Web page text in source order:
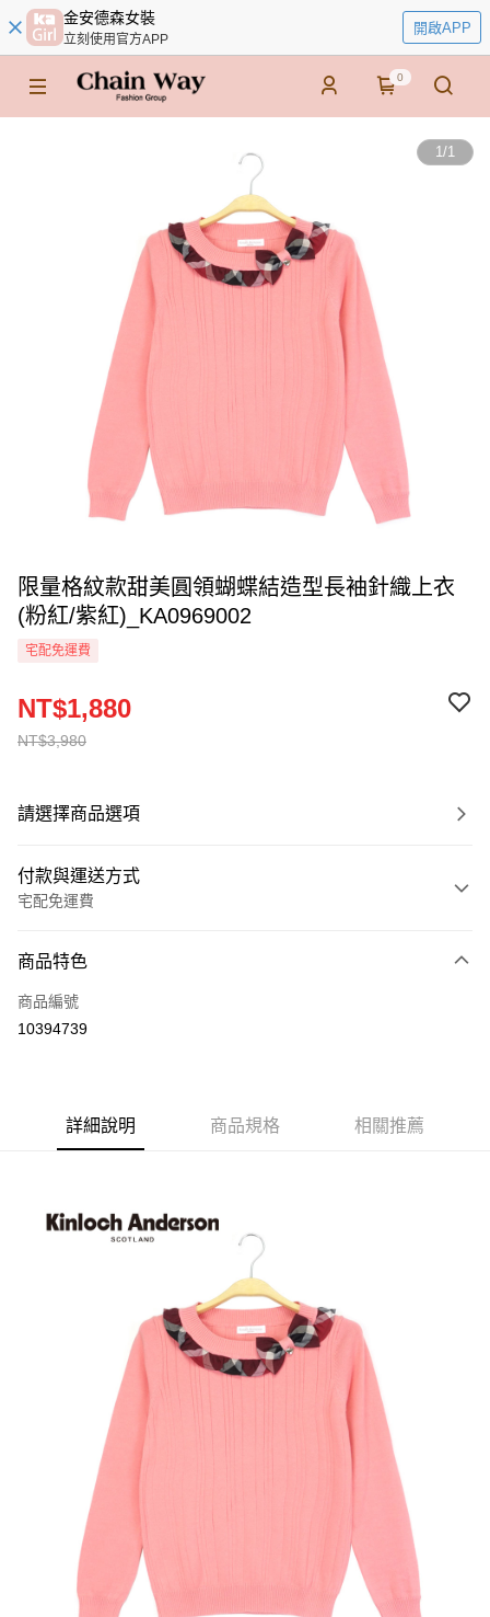
金安德森女裝
立刻使用官方APP
開啟APP
0
1/1
限量格紋款甜美圓領蝴蝶結造型長袖針織上衣
(粉紅/紫紅)_KA0969002
宅配免運費
NT$3,980
NT$1,880
請選擇商品選項
付款與運送方式
宅配免運費
信用卡一次付款
LINE Pay
運送方式
每筆NT$60，滿NT$1,000(含以上)免運費
每筆NT$60，滿NT$1,000(含以上)免運費
商品特色
商品編號
10394739
詳細說明 商品規格 相關推薦